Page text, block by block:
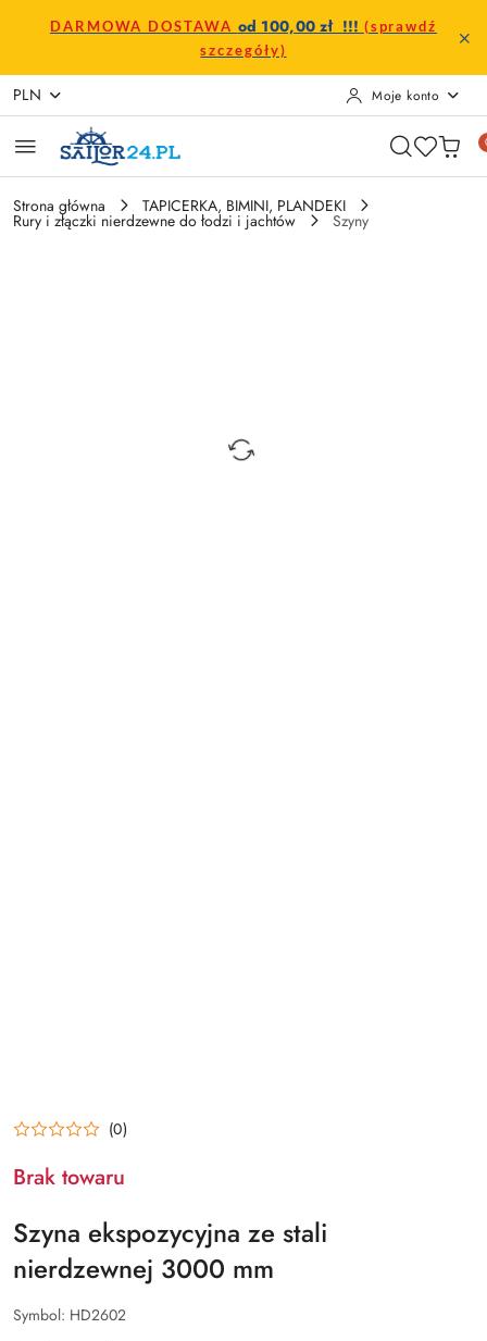
Przejdź do treści głównej
Przejdź do wyszukiwarki
Przejdź do moje konto
Przejdź do menu głównego
Przejdź do opisu produktu
Przejdź do stopki
DARMOWA DOSTAWA od 100,00 zł !!! (sprawdź
szczegóły)
PLN Moje konto
Strona główna TAPICERKA, BIMINI, PLANDEKI
Rury i złączki nierdzewne do łodzi i jachtów Szyny
(0)
Brak towaru
Szyna ekspozycyjna ze stali
nierdzewnej 3000 mm
Symbol: HD2602